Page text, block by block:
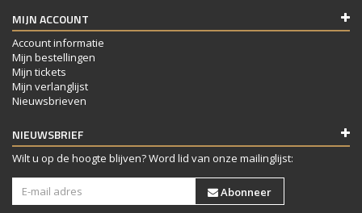
MIJN ACCOUNT
Account informatie
Mijn bestellingen
Mijn tickets
Mijn verlanglijst
Nieuwsbrieven
NIEUWSBRIEF
Wilt u op de hoogte blijven? Word lid van onze mailinglijst:
Abonneer